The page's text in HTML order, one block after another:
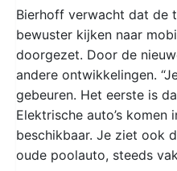
Bierhoff verwacht dat de
bewuster kijken naar
doorgezet. Door de
andere ontwikkelingen.
gebeuren. Het eerste is
Elektrische auto’s komen
beschikbaar. Je ziet ook
oude poolauto, steeds